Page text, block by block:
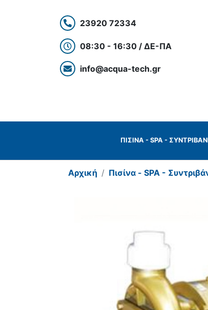
23920 72334
08:30 - 16:30 / ΔΕ-ΠΑ
info@acqua-tech.gr
ΠΙΣΊΝΑ - SPA -
Αρχική Πισίνα - SPA -